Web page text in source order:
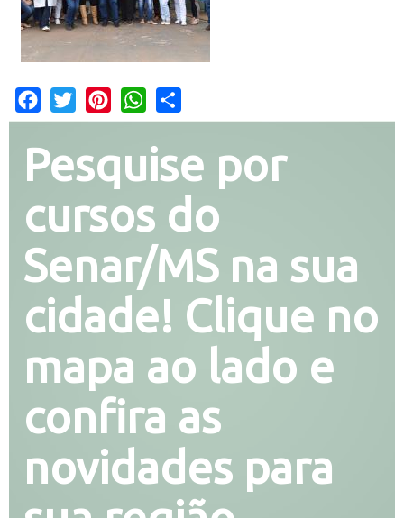
Facebook
Twitter PinterestWhatsApp
Pesquise por
cursos do
Senar/MS na sua
cidade! Clique no
mapa ao lado e
confira as
novidades para